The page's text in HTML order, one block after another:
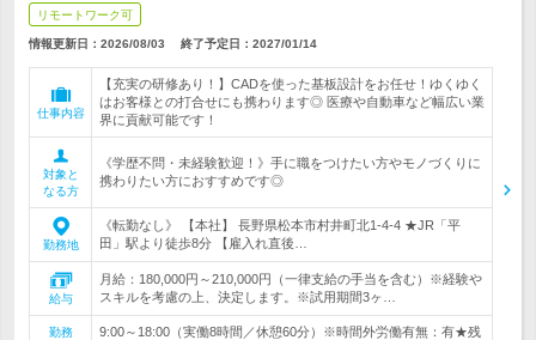
リモートワーク可
情報更新日：2026/08/03 終了予定日： 2027/01/14
仕事内容
【充実の研修あり！】CADを使った基板設計をお任せ！ゆくゆく
はお客様との打合せにも携わります◎ 医療や自動車など幅広い業
界に貢献可能です！
対象と
なる方
《学歴不問・未経験歓迎！》手に職をつけたい方やモノづくりに
携わりたい方におすすめです◎
勤務地
《転勤なし》 【本社】 長野県松本市村井町北1-4-4 ★JR「平
田」駅より徒歩8分 【雇入れ直後…
給与
月給：180,000円～210,000円（一律支給の手当を含む）※経験や
スキルを考慮の上、決定します。※試用期間3ヶ…
勤務
9:00～18:00（実働8時間／休憩60分）※時間外労働有無：有★残